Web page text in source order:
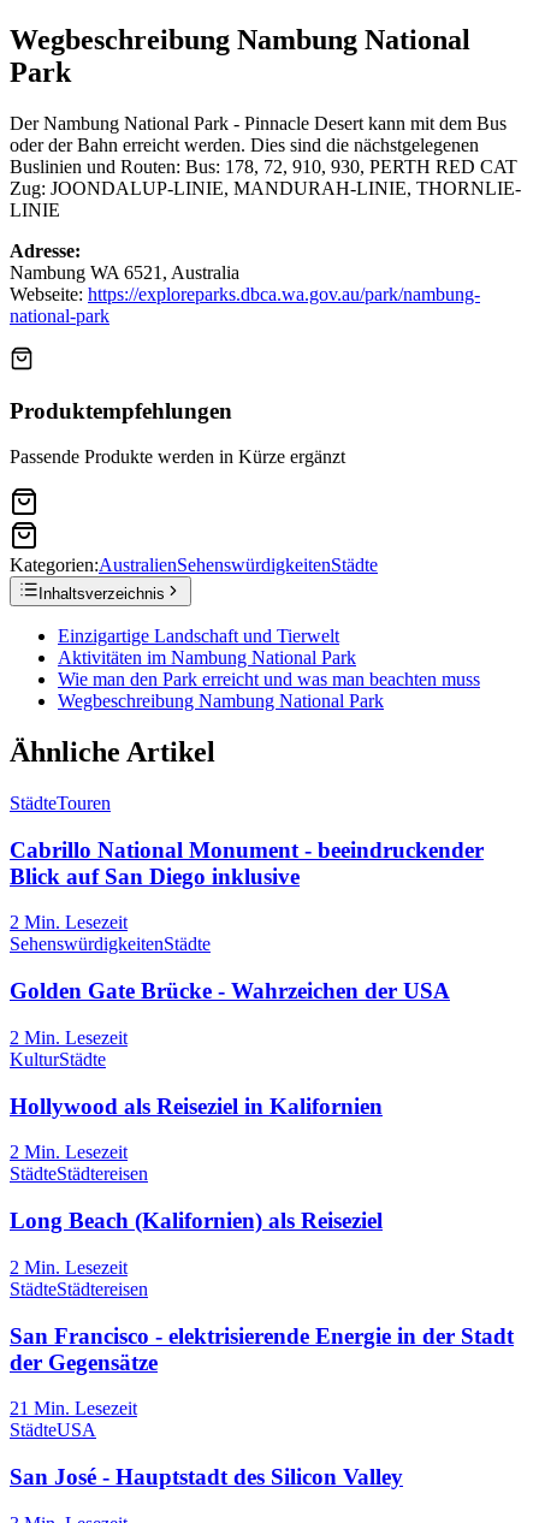
Wegbeschreibung Nambung National
Park
Der Nambung National Park - Pinnacle Desert kann mit dem Bus
oder der Bahn erreicht werden. Dies sind die nächstgelegenen
Buslinien und Routen: Bus: 178, 72, 910, 930, PERTH RED CAT
Zug: JOONDALUP-LINIE, MANDURAH-LINIE, THORNLIE-
LINIE
Adresse:
Nambung WA 6521, Australia
Webseite: https://exploreparks.dbca.wa.gov.au/park/nambung-
national-park
Produktempfehlungen
Passende Produkte werden in Kürze ergänzt
Kategorien:AustralienSehenswürdigkeitenStädte
Inhaltsverzeichnis
Einzigartige Landschaft und Tierwelt
Aktivitäten im Nambung National Park
Wie man den Park erreicht und was man beachten muss
Wegbeschreibung Nambung National Park
Ähnliche Artikel
StädteTouren
Cabrillo National Monument - beeindruckender
Blick auf San Diego inklusive
2 Min. Lesezeit
SehenswürdigkeitenStädte
Golden Gate Brücke - Wahrzeichen der USA
2 Min. Lesezeit
KulturStädte
Hollywood als Reiseziel in Kalifornien
2 Min. Lesezeit
StädteStädtereisen
Long Beach (Kalifornien) als Reiseziel
2 Min. Lesezeit
StädteStädtereisen
San Francisco - elektrisierende Energie in der Stadt
der Gegensätze
21 Min. Lesezeit
StädteUSA
San José - Hauptstadt des Silicon Valley